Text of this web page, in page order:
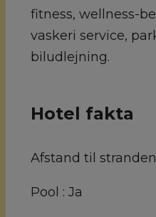
fitness, wellness-
vaskeri service,
biludlejning.
Hotel fakta
Afstand til stranden
Pool : Ja